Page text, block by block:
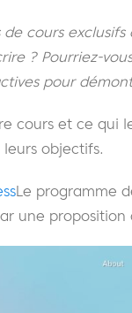
de cours
? Pourriez-
pour
cours et ce qui
objectifs.
Le programme
une